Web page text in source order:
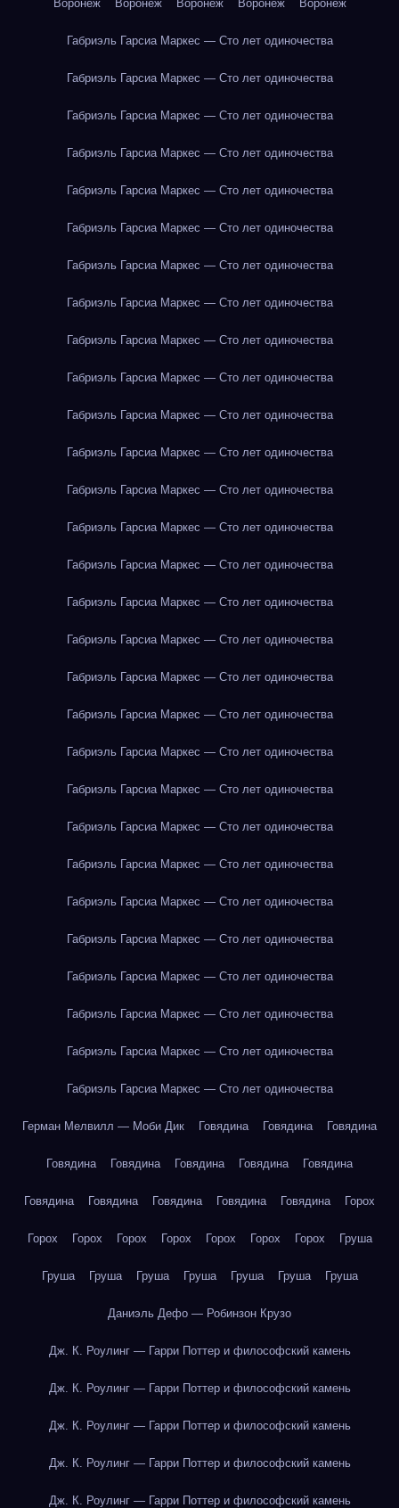
Воронеж Воронеж Воронеж Воронеж Воронеж
Габриэль Гарсиа Маркес — Сто лет одиночества
Габриэль Гарсиа Маркес — Сто лет одиночества
Габриэль Гарсиа Маркес — Сто лет одиночества
Габриэль Гарсиа Маркес — Сто лет одиночества
Габриэль Гарсиа Маркес — Сто лет одиночества
Габриэль Гарсиа Маркес — Сто лет одиночества
Габриэль Гарсиа Маркес — Сто лет одиночества
Габриэль Гарсиа Маркес — Сто лет одиночества
Габриэль Гарсиа Маркес — Сто лет одиночества
Габриэль Гарсиа Маркес — Сто лет одиночества
Габриэль Гарсиа Маркес — Сто лет одиночества
Габриэль Гарсиа Маркес — Сто лет одиночества
Габриэль Гарсиа Маркес — Сто лет одиночества
Габриэль Гарсиа Маркес — Сто лет одиночества
Габриэль Гарсиа Маркес — Сто лет одиночества
Габриэль Гарсиа Маркес — Сто лет одиночества
Габриэль Гарсиа Маркес — Сто лет одиночества
Габриэль Гарсиа Маркес — Сто лет одиночества
Габриэль Гарсиа Маркес — Сто лет одиночества
Габриэль Гарсиа Маркес — Сто лет одиночества
Габриэль Гарсиа Маркес — Сто лет одиночества
Габриэль Гарсиа Маркес — Сто лет одиночества
Габриэль Гарсиа Маркес — Сто лет одиночества
Габриэль Гарсиа Маркес — Сто лет одиночества
Габриэль Гарсиа Маркес — Сто лет одиночества
Габриэль Гарсиа Маркес — Сто лет одиночества
Габриэль Гарсиа Маркес — Сто лет одиночества
Габриэль Гарсиа Маркес — Сто лет одиночества
Габриэль Гарсиа Маркес — Сто лет одиночества
Герман Мелвилл — Моби Дик Говядина Говядина Говядина
Говядина Говядина Говядина Говядина Говядина
Говядина Говядина Говядина Говядина Говядина Горох
Горох Горох Горох Горох Горох Горох Горох Груша
Груша Груша Груша Груша Груша Груша Груша
Даниэль Дефо — Робинзон Крузо
Дж. К. Роулинг — Гарри Поттер и философский камень
Дж. К. Роулинг — Гарри Поттер и философский камень
Дж. К. Роулинг — Гарри Поттер и философский камень
Дж. К. Роулинг — Гарри Поттер и философский камень
Дж. К. Роулинг — Гарри Поттер и философский камень